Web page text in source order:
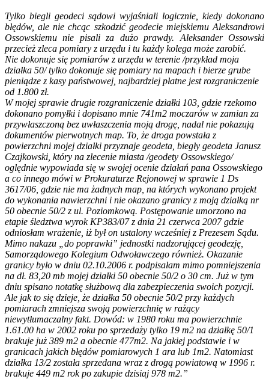
Tylko biegli geodeci sądowi wyjaśniali logicznie, kiedy dokonano
błędów, ale nie chcąc szkodzić geodecie miejskiemu Aleksandrowi
Ossowskiemu nie pisali za dużo prawdy. Aleksander Ossowski
przecież zleca pomiary z urzędu i tu każdy kolega może zarobić.
Nie dokonuje się pomiarów z urzędu w terenie /przykład moja
działka 50/ tylko dokonuje się pomiary na mapach i bierze grube
pieniądze z kasy państwowej, najbardziej płatne jest rozgraniczenie
od 1.800 zł.
W mojej sprawie drugie rozgraniczenie działki 103, gdzie rzekomo
dokonano pomyłki i dopisano mnie 741m2 moczarów w zamian za
przywłaszczoną bez uwłaszczenia moją drogę, nadal nie pokazują
dokumentów pierwotnych map. To, że droga powstała z
powierzchni mojej działki przyznaje geodeta, biegły geodeta Janusz
Czajkowski, który na zlecenie miasta /geodety Ossowskiego/
oględnie wypowiada się w swojej ocenie działań pana Ossowskiego
a co innego mówi w Prokuraturze Rejonowej w sprawie 1 Ds
3617/06, gdzie nie ma żadnych map, na których wykonano projekt
do wykonania nawierzchni i nie okazano granicy z moją działką nr
50 obecnie 50/2 z ul. Poziomkową. Postępowanie umorzono na
etapie śledztwa wyrok KP383/07 z dnia 21 czerwca 2007 gdzie
odniosłam wrażenie, iż był on ustalony wcześniej z Prezesem Sądu.
Mimo nakazu „do poprawki” jednostki nadzorującej geodezję,
Samorządowego Kolegium Odwoławczego również. Okazanie
granicy było w dniu 02.10.2006 r. podpisałam mimo pomniejszenia
na dł. 83,20 mb mojej działki 50 obecnie 50/2 o 30 cm. Już w tym
dniu spisano notatkę służbową dla zabezpieczenia swoich pozycji.
Ale jak to się dzieje, że działka 50 obecnie 50/2 przy każdych
pomiarach zmniejsza swoją powierzchnię w rażący
niewytłumaczalny fakt. Dowód: w 1980 roku ma powierzchnie
1.61.00 ha w 2002 roku po sprzedaży tylko 19 m2 na działkę 50/1
brakuje już 389 m2 a obecnie 477m2. Na jakiej podstawie i w
granicach jakich błędów pomiarowych 1 ara lub 1m2. Natomiast
działka 13/2 została sprzedana wraz z drogą powiatową w 1996 r.
brakuje 449 m2 rok po zakupie dzisiaj 978 m2.”